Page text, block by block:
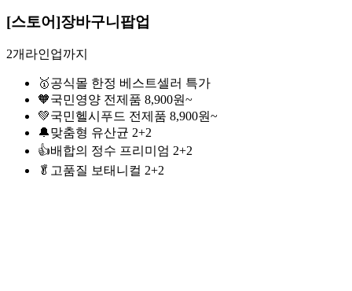
[스토어]장바구니팝업
2개라인업까지
🥇공식몰 한정 베스트셀러 특가
🧡국민영양 전제품 8,900원~
💚국민헬시푸드 전제품 8,900원~
🔔맞춤형 유산균 2+2
👍배합의 정수 프리미엄 2+2
🥬고품질 보태니컬 2+2